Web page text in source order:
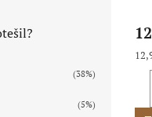
(38%)
(5%)
je
5,0